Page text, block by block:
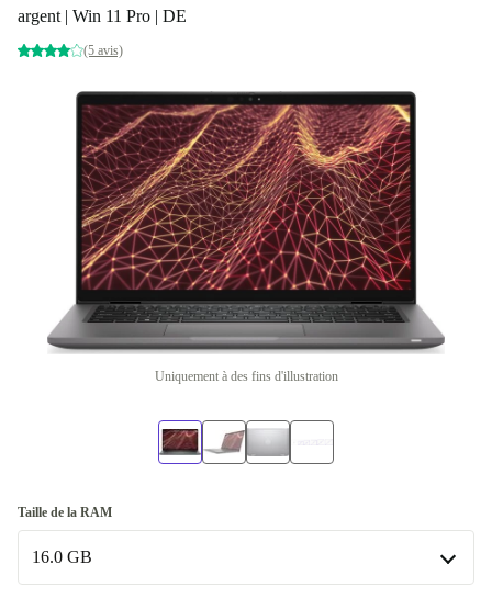
argent | Win 11 Pro | DE
(5 avis)
Uniquement à des fins d'illustration
Taille de la RAM
16.0 GB